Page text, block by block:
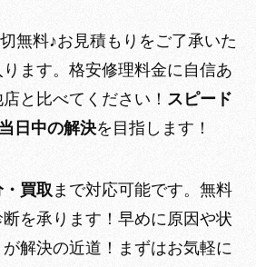
無料♪お見積もりをご了承いた
ます。 格安修理料金に自信あ
と比べてください！ スピード
日中の解決を目指します！
買取 まで対応可能です。 無料
を承ります！ 早めに原因や状
解決の近道！まずはお気軽に